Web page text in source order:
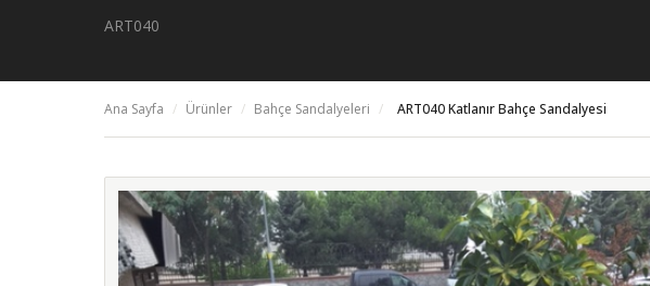
ART040
Ana Sayfa / Ürünler / Bahçe Sandalyeleri / ART040 Katlanır Bahçe Sandalyesi